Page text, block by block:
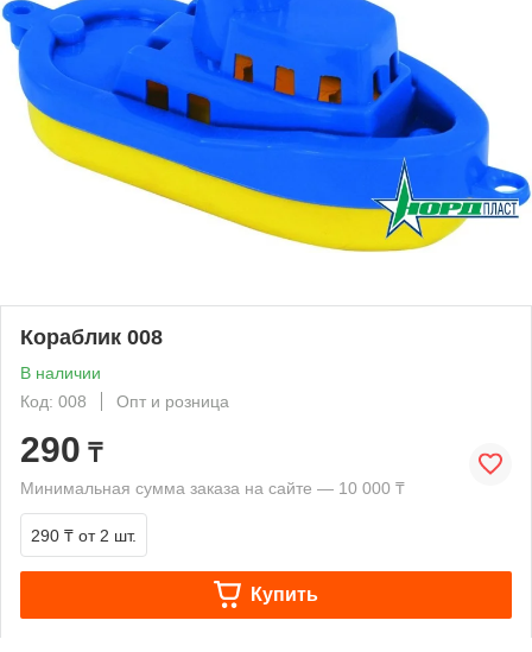
Кораблик 008
В наличии
Код: 008
Опт и розница
290 ₸
Минимальная сумма заказа на сайте — 10 000 ₸
290 ₸ от 2 шт.
Купить